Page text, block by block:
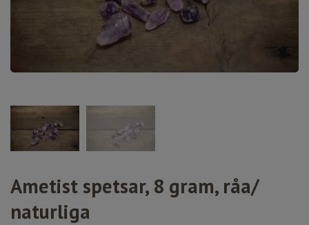
Ametist spetsar, 8 gram, råa/
naturliga